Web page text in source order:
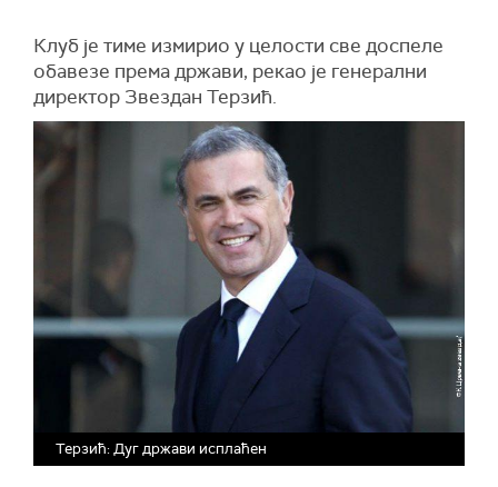
Клуб је тиме измирио у целости све доспеле
обавезе према држави, рекао је генерални
директор Звездан Терзић.
Терзић: Дуг држави исплаћен